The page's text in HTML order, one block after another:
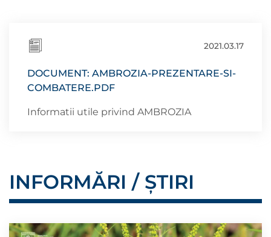
2021.03.17
DOCUMENT: AMBROZIA-PREZENTARE-SI-
COMBATERE.PDF
Informatii utile privind AMBROZIA
INFORMĂRI / ȘTIRI